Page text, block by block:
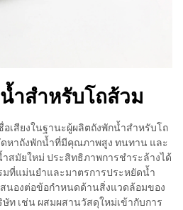
ำสำหรับโถส้วม
เสียงในฐานะผู้ผลิตถังพักน้ำสำหรับโถ
าถังพักน้ำที่มีคุณภาพสูง ทนทาน และ
สมัยใหม่ ประสิทธิภาพการชำระล้างได้
มที่แม่นยำและมาตรการประหยัดน้ำ
นองต่อข้อกำหนดด้านสิ่งแวดล้อมของ
ท เช่น ผสมผสานวัสดุใหม่เข้ากับการ